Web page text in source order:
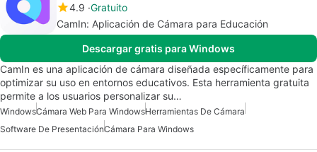
4.9 Gratuito
CamIn: Aplicación de Cámara para Educación
Descargar gratis para Windows
CamIn es una aplicación de cámara diseñada específicamente para
optimizar su uso en entornos educativos. Esta herramienta gratuita
permite a los usuarios personalizar su…
WindowsCámara Web Para WindowsHerramientas De Cámara
Software De PresentaciónCámara Para Windows